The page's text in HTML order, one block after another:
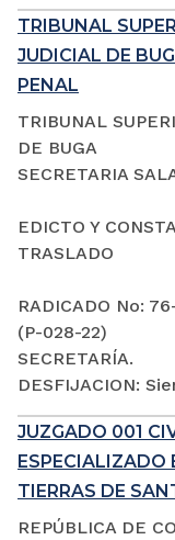
TRIBUNAL
JUDICIAL DE
PENAL
TRIBUNAL
DE BUGA
SECRETARIA
EDICTO Y
TRASLADO
RADICADO No:
(P-028-22)
SECRETARÍA.
DESFIJACION:
JUZGADO 001
ESPECIALIZADO
TIERRAS DE
REPÚBLICA DE